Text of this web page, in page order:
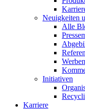
Neuigkeiten
Alle
Initiativen
Karriere